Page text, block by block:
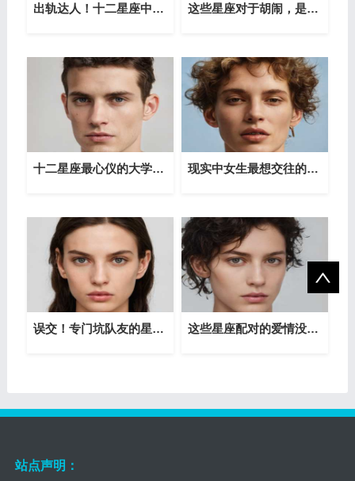
出轨达人！十二星座中谁最容易出轨 这些星座对于胡闹，是因为依赖
十二星座最心仪的大学是哪一所？ 现实中女生最想交往的五大星座男
误交！专门坑队友的星座有哪些 这些星座配对的爱情没结果却刻骨铭心
站点声明：